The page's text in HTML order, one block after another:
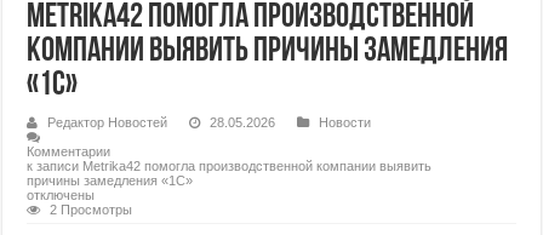
Metrika42 помогла производственной
компании выявить причины замедления
«1С»
Редактор Новостей 28.05.2026
Новости
Комментарии
к записи Metrika42 помогла производственной компании выявить
причины замедления «1С»
отключены
2 Просмотры